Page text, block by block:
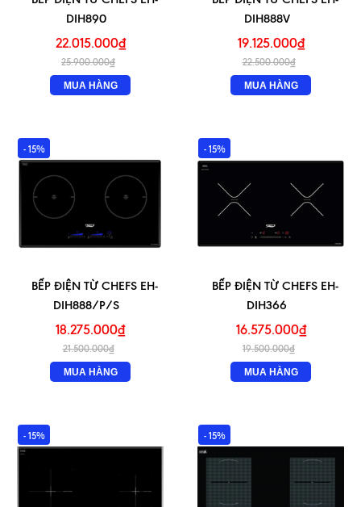
DIH890
22.015.000₫
25.900.000₫
MUA HÀNG
DIH888V
19.125.000₫
22.500.000₫
MUA HÀNG
- 15%
BẾP ĐIỆN TỪ CHEFS EH-
DIH888/P/S
18.275.000₫
21.500.000₫
MUA HÀNG
- 15%
BẾP ĐIỆN TỪ CHEFS EH-
DIH366
16.575.000₫
19.500.000₫
MUA HÀNG
- 15% - 15%